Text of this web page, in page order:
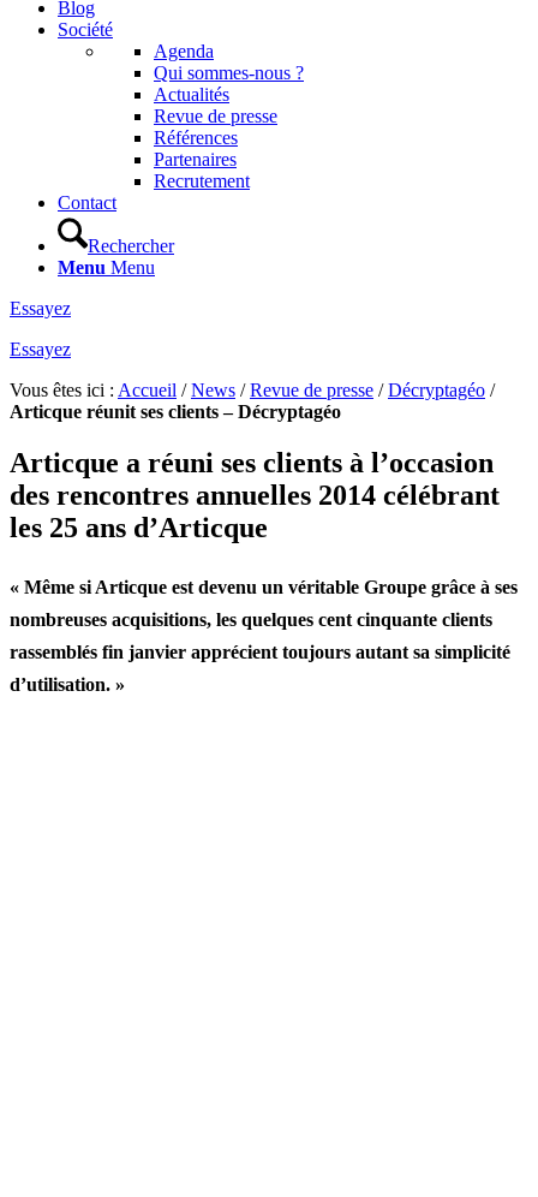
Blog
Société
Agenda
Qui sommes-nous ?
Actualités
Revue de presse
Références
Partenaires
Recrutement
Contact
Rechercher
Menu Menu
Essayez
Essayez
Vous êtes ici : Accueil /News /Revue de presse /Décryptagéo /
Articque réunit ses clients – Décryptagéo
Articque a réuni ses clients à l’occasion
des rencontres annuelles 2014 célébrant
les 25 ans d’Articque
« Même si Articque est devenu un véritable Groupe grâce à ses
nombreuses acquisitions, les quelques cent cinquante clients
rassemblés fin janvier apprécient toujours autant sa simplicité
d’utilisation. »